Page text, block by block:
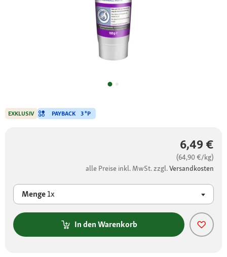
6,49 €
(64,90 €/kg)
alle Preise inkl. MwSt. zzgl.Versandkosten
Menge1x
In den Warenkorb
EXKLUSIV PAYBACK 3 °P